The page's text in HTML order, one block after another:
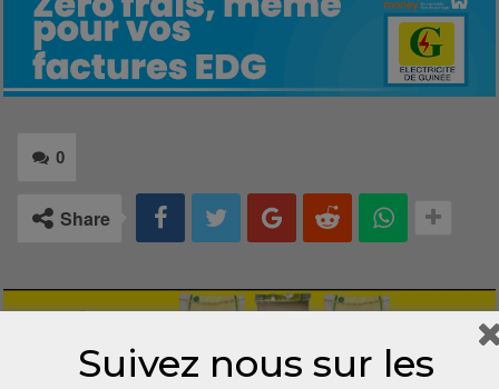
0
Share
Suivez nous sur les